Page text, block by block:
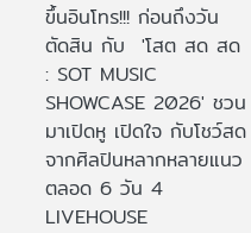
ขึ้นอินโทร!!! ก่อนถึงวัน
ตัดสิน กับ 'โสต สด สด
: SOT MUSIC
SHOWCASE 2026' ชวน
มาเปิดหู เปิดใจ กับโชว์สด
จากศิลปินหลากหลายแนว
ตลอด 6 วัน 4
LIVEHOUSE